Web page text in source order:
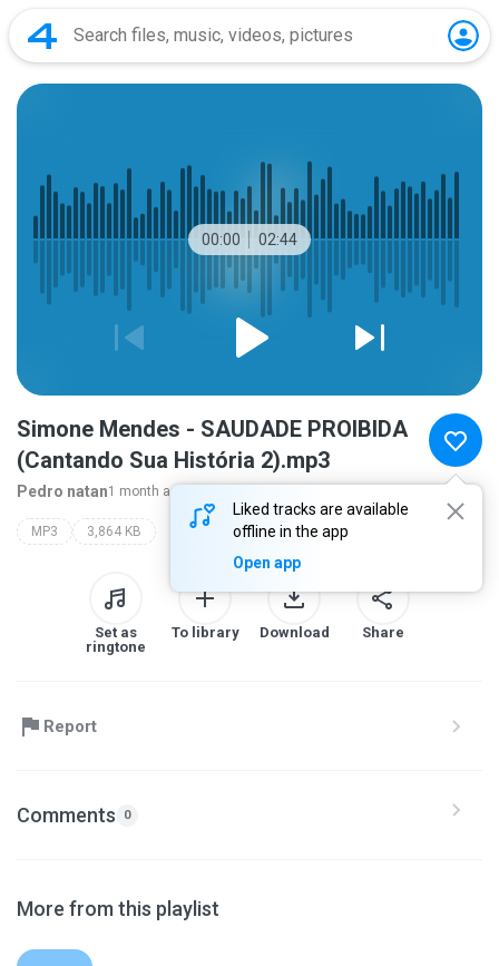
00:00 02:44
Liked tracks are available
offline in the app
Open app
Simone Mendes - SAUDADE PROIBIDA
(Cantando Sua História 2).mp3
Pedro natan1 month ago
MP3 3,864 KB
Set as
ringtone
To library Download Share
Report
Comments 0
More from this playlist